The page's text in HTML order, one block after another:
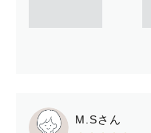
M.Sさん